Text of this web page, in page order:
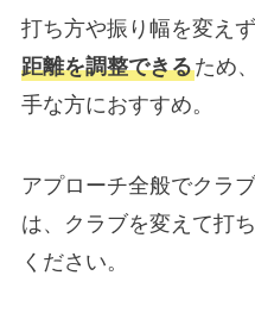
打ち方や振り幅を変えず
距離を調整できるため
手な方におすすめ。
アプローチ全般でクラ
は、クラブを変えて打
ください。